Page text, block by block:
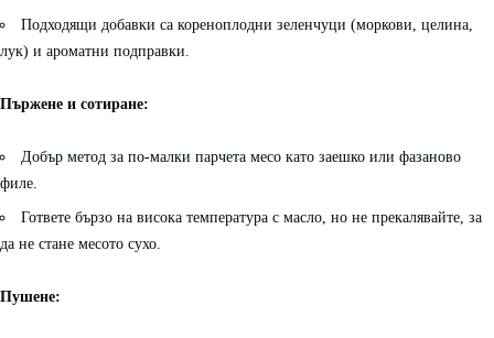
Подходящи добавки са кореноплодни зеленчуци (моркови, целина,
лук) и ароматни подправки.
Пържене и сотиране:
Добър метод за по-малки парчета месо като заешко или фазаново
филе.
Гответе бързо на висока температура с масло, но не прекалявайте, за
да не стане месото сухо.
Пушене: